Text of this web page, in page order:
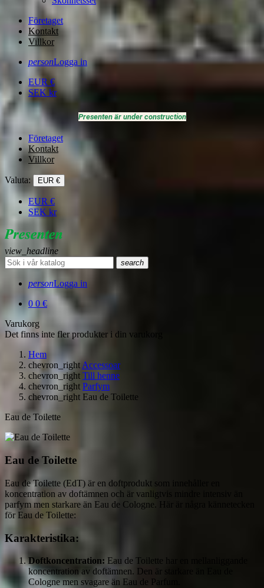
Företaget
Kontakt
Villkor
personLogga in
EUR €
SEK kr
Presenten är under construction
Företaget
Kontakt
Villkor
Valuta: EUR €
EUR €
SEK kr
view_headline
search
personLogga in
0 0 €
Varukorg
Det finns inte fler produkter i din varukorg
Hem
chevron_rightAccessoar
chevron_right Till henne
chevron_right Parfym
chevron_right Eau de Toilette
Eau de Toilette
Eau de Toilette
Eau de Toilette (EdT) är en doftprodukt som innehåller en
koncentration av doftämnen och är vanligtvis mindre intensiv än
parfym men starkare än Eau de Cologne. Här är några kännetecken
för Eau de Toilette:
Karakteristika:
Doftkoncentration: Eau de Toilette har en mellanliggande
koncentration av doftämnen. Den är starkare än Eau de
Cologne men svagare än Eau de Parfum.